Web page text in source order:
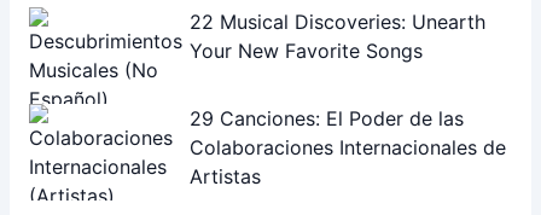
22 Musical Discoveries: Unearth
Your New Favorite Songs
29 Canciones: El Poder de las
Colaboraciones Internacionales de
Artistas